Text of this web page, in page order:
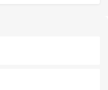
情を楽しめる外せないスポット